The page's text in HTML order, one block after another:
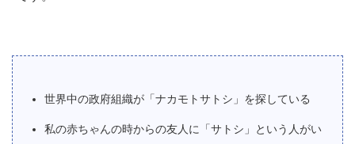
世界中の政府組織が「ナカモトサトシ」を探している
私の赤ちゃんの時からの友人に「サトシ」という人がい